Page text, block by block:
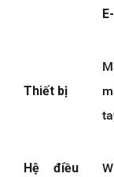
Thiết bị
Hệ điều